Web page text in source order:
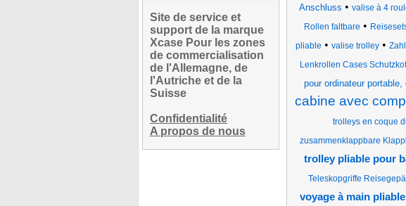
Site de service et
support de la marque
Xcase Pour les zones
de commercialisation
de l'Allemagne, de
l'Autriche et de la
Suisse
Confidentialité
A propos de nous
Anschluss • valise à 4
Rollen faltbare •
pliable • valise trolley•
Lenkrollen Cases
pour ordinateur
cabine avec
trolleys en coque
zusammenklappbare
trolley pliable pour
Teleskopgriffe
voyage à main